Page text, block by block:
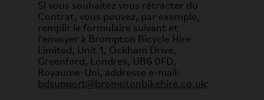
Si vous souhaitez vous rétracter du
Contrat, vous pouvez, par exemple,
remplir le formulaire suivant et
l'envoyer à Brompton Bicycle Hire
Limited, Unit 1, Ockham Drive,
Greenford, Londres, UB6 0FD,
Royaume-Uni, addresse e-mail:
bdsupport@bromptonbikehire.co.uk: